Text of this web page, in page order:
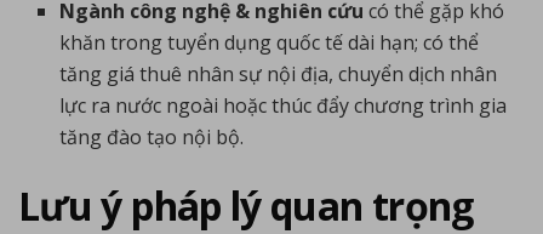
Ngành công nghệ & nghiên cứu có thể gặp khó
khăn trong tuyển dụng quốc tế dài hạn; có thể
tăng giá thuê nhân sự nội địa, chuyển dịch nhân
lực ra nước ngoài hoặc thúc đẩy chương trình gia
tăng đào tạo nội bộ.
Lưu ý pháp lý quan trọng